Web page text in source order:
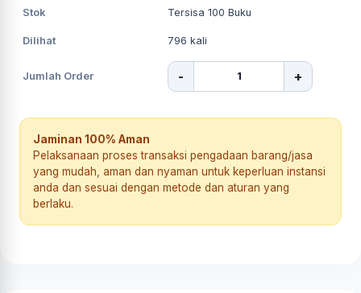
Stok Tersisa 100 Buku
Dilihat 796 kali
Jumlah Order - +
Jaminan 100% Aman
Pelaksanaan proses transaksi pengadaan barang/jasa
yang mudah, aman dan nyaman untuk keperluan instansi
anda dan sesuai dengan metode dan aturan yang
berlaku.